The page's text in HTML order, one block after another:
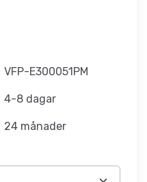
VFP-E300051PM
4-8 dagar
24 månader